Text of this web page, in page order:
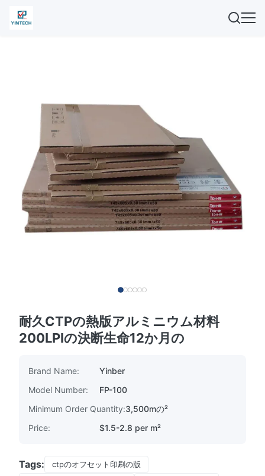
耐久CTPの熱版アルミニウム材料
200LPIの決断生命12か月の
Brand Name:
Yinber
Model Number:
FP-100
Minimum Order Quantity:3,500mの²
Price:
$1.5-2.8 per m²
Tags:
ctpのオフセット印刷の版